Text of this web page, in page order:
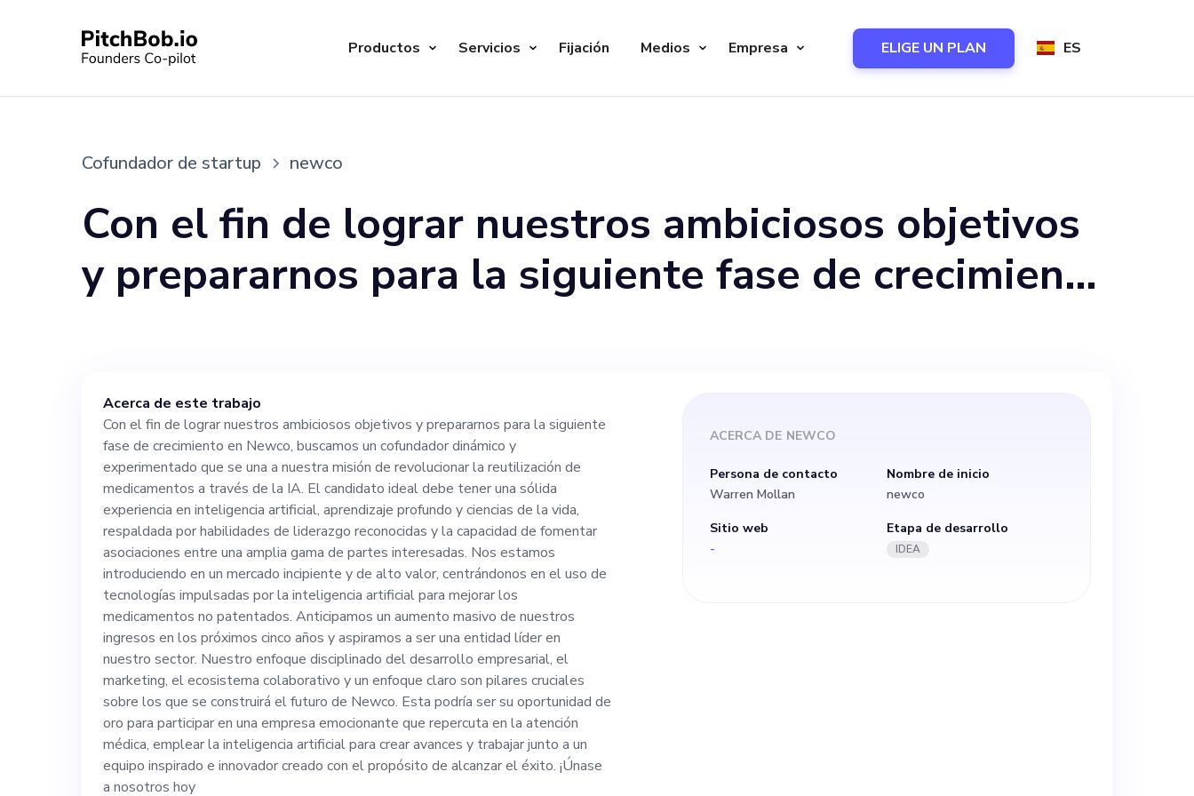
Productos Servicios Fijación Medios Empresa ELIGE UN PLAN ES
Cofundador de startup newco
Con el fin de lograr nuestros ambiciosos objetivos
y prepararnos para la siguiente fase de crecimiento
revolucionar la reutilización de medicamentos a
través de la IA. El candidato ideal debe tener una
sólida experiencia en inteligencia artificial,
aprendizaje profundo y ciencias de la vida,
respaldada por habilidades de liderazgo
reconocidas y la capacidad de fomentar
asociaciones entre una amplia gama de partes
interesadas. Nos estamos introduciendo en un
Acerca de este trabajo
Con el fin de lograr nuestros ambiciosos objetivos y prepararnos para la siguiente
fase de crecimiento en Newco, buscamos un cofundador dinámico y
experimentado que se una a nuestra misión de revolucionar la reutilización de
medicamentos a través de la IA. El candidato ideal debe tener una sólida
experiencia en inteligencia artificial, aprendizaje profundo y ciencias de la vida,
respaldada por habilidades de liderazgo reconocidas y la capacidad de fomentar
asociaciones entre una amplia gama de partes interesadas. Nos estamos
introduciendo en un mercado incipiente y de alto valor, centrándonos en el uso de
tecnologías impulsadas por la inteligencia artificial para mejorar los
medicamentos no patentados. Anticipamos un aumento masivo de nuestros
ingresos en los próximos cinco años y aspiramos a ser una entidad líder en
nuestro sector. Nuestro enfoque disciplinado del desarrollo empresarial, el
marketing, el ecosistema colaborativo y un enfoque claro son pilares cruciales
sobre los que se construirá el futuro de Newco. Esta podría ser su oportunidad de
oro para participar en una empresa emocionante que repercuta en la atención
médica, emplear la inteligencia artificial para crear avances y trabajar junto a un
equipo inspirado e innovador creado con el propósito de alcanzar el éxito. ¡Únase
a nosotros hoy
ACERCA DE NEWCO
Persona de contacto
Warren Mollan
Nombre de inicio
newco
Sitio web
-
Etapa de desarrollo
IDEA